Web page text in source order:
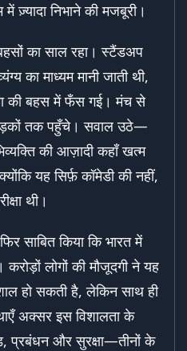
निभाने की मजबूरी।
का साल रहा। स्टैंडअप
का माध्यम मानी जाती थी,
की बहस में फँस गई। मंच से
तक पहुँचे। सवाल उठे—
की आज़ादी कहाँ खत्म
यह सिर्फ़ कॉमेडी की नहीं,
थी।
साबित किया कि भारत में
लोगों की मौजूदगी ने यह
हो सकती है, लेकिन साथ ही
अक्सर इस विशालता के
प्रबंधन और सुरक्षा—तीनों के